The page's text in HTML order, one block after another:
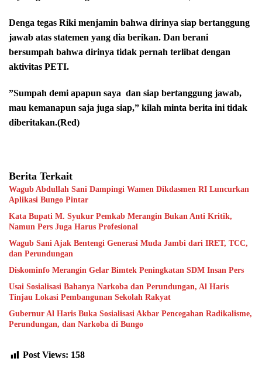
Denga tegas Riki menjamin bahwa dirinya siap bertanggung
jawab atas statemen yang dia berikan. Dan berani
bersumpah bahwa dirinya tidak pernah terlibat dengan
aktivitas PETI.
”Sumpah demi apapun saya dan siap bertanggung jawab,
mau kemanapun saja juga siap,” kilah minta berita ini tidak
diberitakan.(Red)
Berita Terkait
Wagub Abdullah Sani Dampingi Wamen Dikdasmen RI Luncurkan
Aplikasi Bungo Pintar
Kata Bupati M. Syukur Pemkab Merangin Bukan Anti Kritik,
Namun Pers Juga Harus Profesional
Wagub Sani Ajak Bentengi Generasi Muda Jambi dari IRET, TCC,
dan Perundungan
Diskominfo Merangin Gelar Bimtek Peningkatan SDM Insan Pers
Usai Sosialisasi Bahanya Narkoba dan Perundungan, Al Haris
Tinjau Lokasi Pembangunan Sekolah Rakyat
Gubernur Al Haris Buka Sosialisasi Akbar Pencegahan Radikalisme,
Perundungan, dan Narkoba di Bungo
Post Views: 158